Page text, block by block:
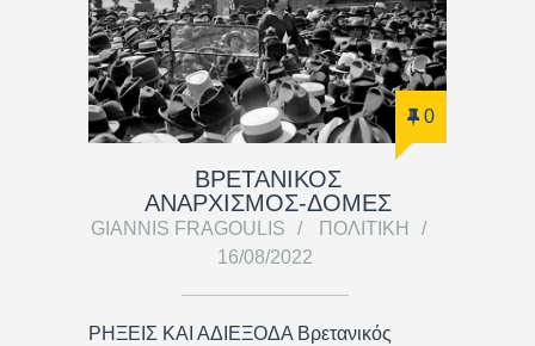
0
ΒΡΕΤΑΝΙΚΟΣ
ΑΝΑΡΧΙΣΜΟΣ-ΔΟΜΕΣ
GIANNIS FRAGOULIS
ΠΟΛΙΤΙΚΉ
16/08/2022
ΡΗΞΕΙΣ ΚΑΙ ΑΔΙΕΞΟΔΑ Βρετανικός